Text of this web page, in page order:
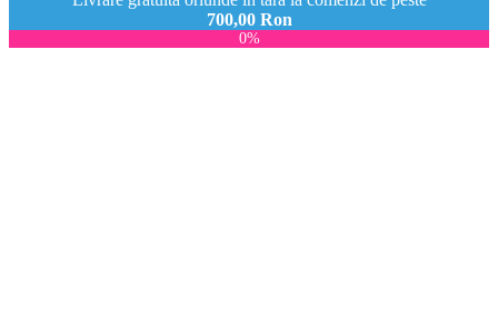
700,00 Ron
0%